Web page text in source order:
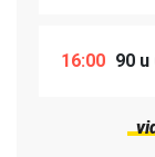
16:00 90 u